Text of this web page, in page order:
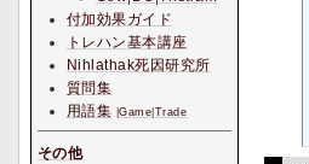
付加効果ガイド
トレハン基本講座
Nihlathak死因研究所
質問集
用語集 |Game Trade
その他